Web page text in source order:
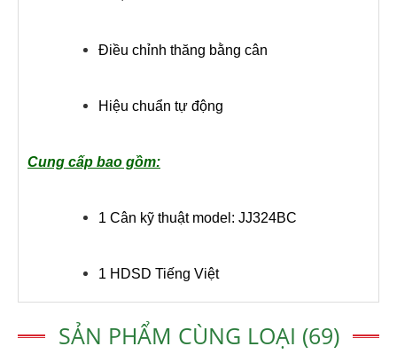
Điều chỉnh thăng bằng cân
Hiệu chuẩn tự động
Cung cấp bao gồm:
1 Cân kỹ thuật model: JJ324BC
1 HDSD Tiếng Việt
SẢN PHẨM CÙNG LOẠI (69)